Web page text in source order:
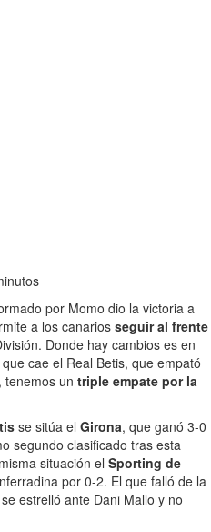
por Momo dio la victoria a
a los canarios seguir al frente
Donde hay cambios es en
cae el Real Betis, que empató
tenemos un triple empate por la
se sitúa el Girona, que ganó 3-0
segundo clasificado tras esta
situación el Sporting de
por 0-2. El que falló de la
estrelló ante Dani Mallo y no